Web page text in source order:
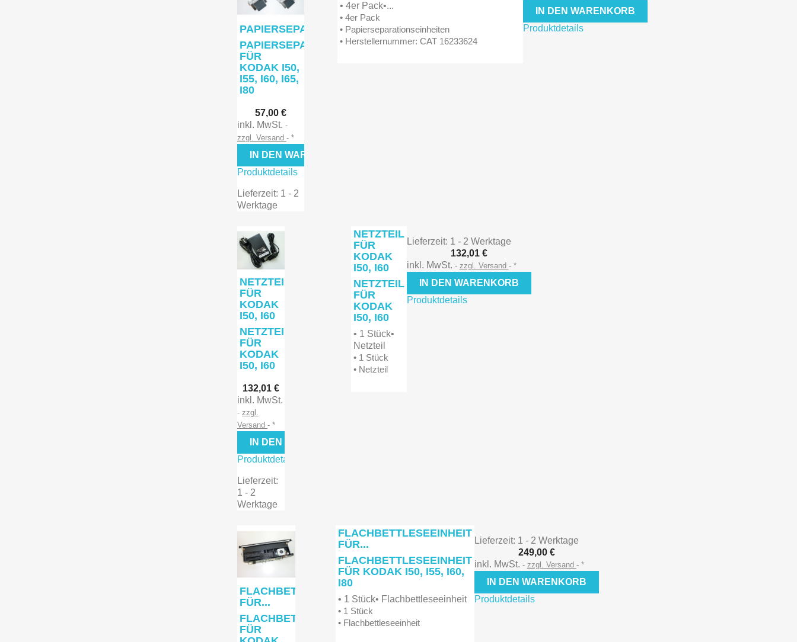
Vorschau
PAPIERSEPARATIONSEINHEITEN...
PAPIERSEPARATIONSEINHEITEN
FÜR
KODAK I50,
I55, I60, I65,
I80
57,00 €
inkl. MwSt.
zzgl. Versand *
IN DEN WARENKORB
Produktdetails
Lieferzeit: 1 - 2
Werktage
• 4er Pack•...
• 4er Pack
• Papierseparationseinheiten
• Herstellernummer: CAT 16233624
IN DEN WARENKORB
Produktdetails

Vorschau
NETZTEIL
FÜR
KODAK
I50, I60
NETZTEIL
FÜR
KODAK
I50, I60
132,01 €
inkl. MwSt.
zzgl.
Versand
*
IN DEN WARENKORB
Produktdetails
Lieferzeit:
1 - 2
Werktage
NETZTEIL
FÜR
KODAK
I50, I60
NETZTEIL
FÜR
KODAK
I50, I60
• 1 Stück•
Netzteil
• 1 Stück
• Netzteil
Lieferzeit: 1 - 2 Werktage
132,01 €
inkl. MwSt.
zzgl. Versand *
IN DEN WARENKORB
Produktdetails
FLACHBETTLESEEINHEIT
FÜR...
FLACHBETTLESEEINHEIT
FÜR
FLACHBETTLESEEINHEIT
FÜR...
FLACHBETTLESEEINHEIT
FÜR KODAK I50, I55, I60,
I80
• 1 Stück• Flachbettleseeinheit
• 1 Stück
• Flachbettleseeinheit
Lieferzeit: 1 - 2 Werktage
249,00 €
inkl. MwSt.
zzgl. Versand *
IN DEN WARENKORB
Produktdetails